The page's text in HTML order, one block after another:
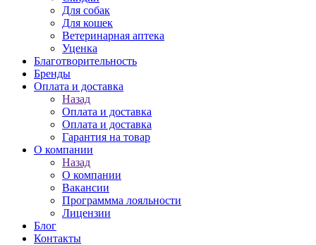
Для собак
Для кошек
Ветеринарная аптека
Уценка
Благотворительность
Бренды
Оплата и доставка
Назад
Оплата и доставка
Оплата и доставка
Гарантия на товар
О компании
Назад
О компании
Вакансии
Программма лояльности
Лицензии
Блог
Контакты